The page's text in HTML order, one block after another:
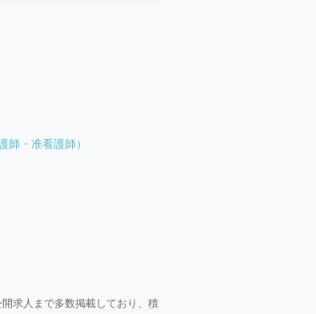
師・准看護師）
求人まで多数掲載しており、積